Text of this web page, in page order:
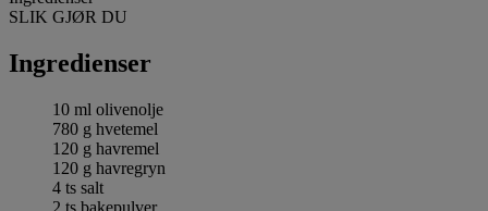
SLIK GJØR DU
Ingredienser
10 ml olivenolje
780 g hvetemel
120 g havremel
120 g havregryn
4 ts salt
2 ts bakepulver